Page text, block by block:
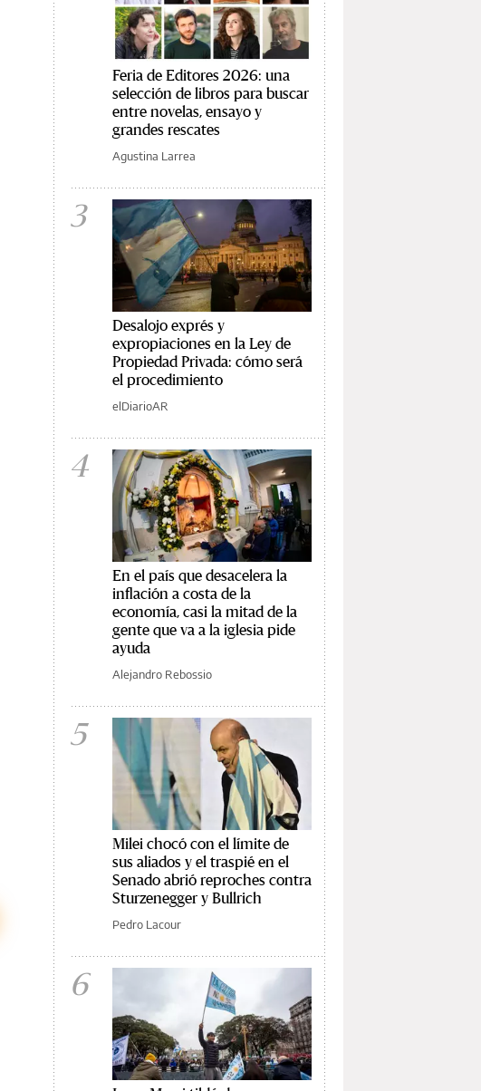
Feria de Editores 2026: una
selección de libros para buscar
entre novelas, ensayo y
grandes rescates
Agustina Larrea
3
Desalojo exprés y
expropiaciones en la Ley de
Propiedad Privada: cómo será
el procedimiento
elDiarioAR
4
En el país que desacelera la
inflación a costa de la
economía, casi la mitad de la
gente que va a la iglesia pide
ayuda
Alejandro Rebossio
5
Milei chocó con el límite de
sus aliados y el traspié en el
Senado abrió reproches contra
Sturzenegger y Bullrich
Pedro Lacour
6